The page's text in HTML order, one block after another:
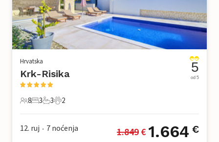
Hrvatska
Krk-Risika
8 Gosti
8
3 Spavaće sobe
3
3 Kupaonice
3
2 Kućni ljubimac
2
5
od 5
12. ruj • 7 noćenja 1.849 € 1.664 €